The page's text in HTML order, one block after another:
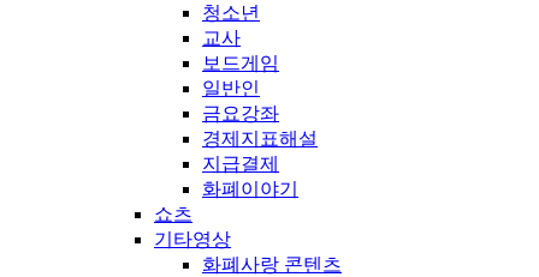
청소년
교사
보드게임
일반인
금요강좌
경제지표해설
지급결제
화폐이야기
쇼츠
기타영상
화폐사랑 콘텐츠